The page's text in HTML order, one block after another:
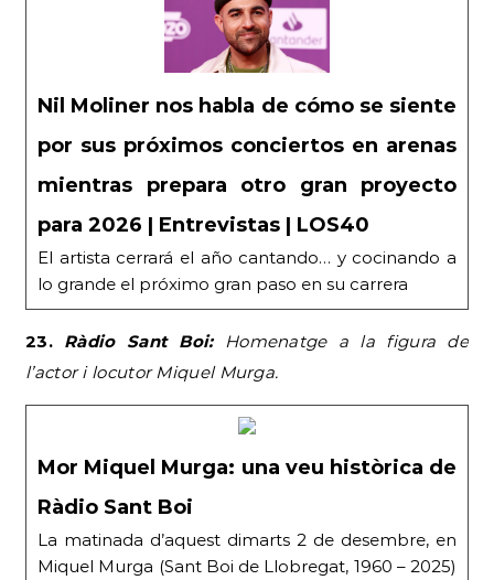
Nil Moliner nos habla de cómo se siente
por sus próximos conciertos en arenas
mientras prepara otro gran proyecto
para 2026 | Entrevistas | LOS40
El artista cerrará el año cantando… y cocinando a
lo grande el próximo gran paso en su carrera
23. Ràdio Sant Boi:Homenatge a la figura de
l’actor i locutor Miquel Murga.
Mor Miquel Murga: una veu històrica de
Ràdio Sant Boi
La matinada d’aquest dimarts 2 de desembre, en
Miquel Murga (Sant Boi de Llobregat, 1960 – 2025)